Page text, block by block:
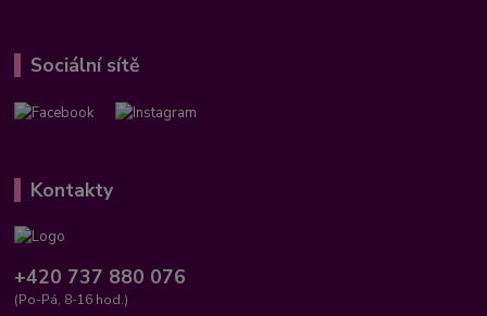
Sociální sítě
Kontakty
+420 737 880 076
(Po-Pá, 8-16 hod.)